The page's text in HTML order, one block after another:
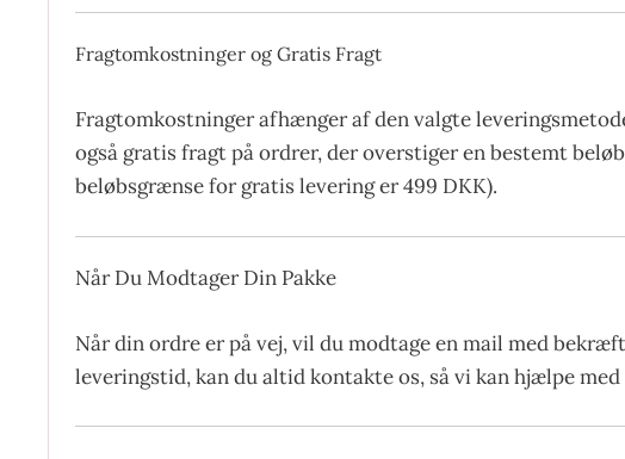
Fragtomkostninger og Gratis Fragt
Fragtomkostninger afhænger af den valgte
også gratis fragt på ordrer, der overstiger en bestemt
beløbsgrænse for gratis levering er 499 DKK).
Når Du Modtager Din Pakke
Når din ordre er på vej, vil du modtage en mail med
leveringstid, kan du altid kontakte os, så vi kan hjælpe